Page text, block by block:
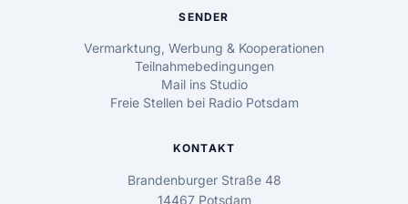
SENDER
Vermarktung, Werbung & Kooperationen
Teilnahmebedingungen
Mail ins Studio
Freie Stellen bei Radio Potsdam
KONTAKT
Brandenburger Straße 48
14467 Potsdam